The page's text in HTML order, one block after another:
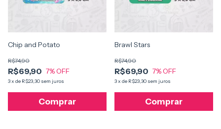
Chip and Potato
R$69,90
R$74,90
7% OFF
3x de R$23,30 sem juros
Comprar
Brawl Stars
R$69,90
R$74,90
7% OFF
3x de R$23,30 sem juros
Comprar